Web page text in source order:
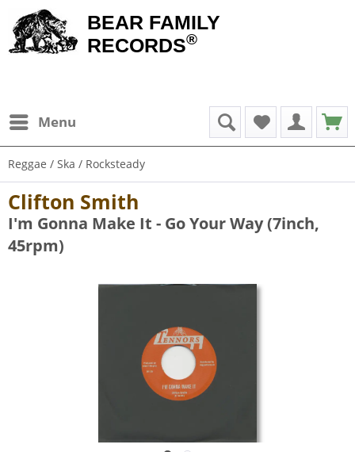
BEAR FAMILY
RECORDS®
Menu
Reggae / Ska / Rocksteady
Clifton Smith
I'm Gonna Make It - Go Your Way (7inch,
45rpm)